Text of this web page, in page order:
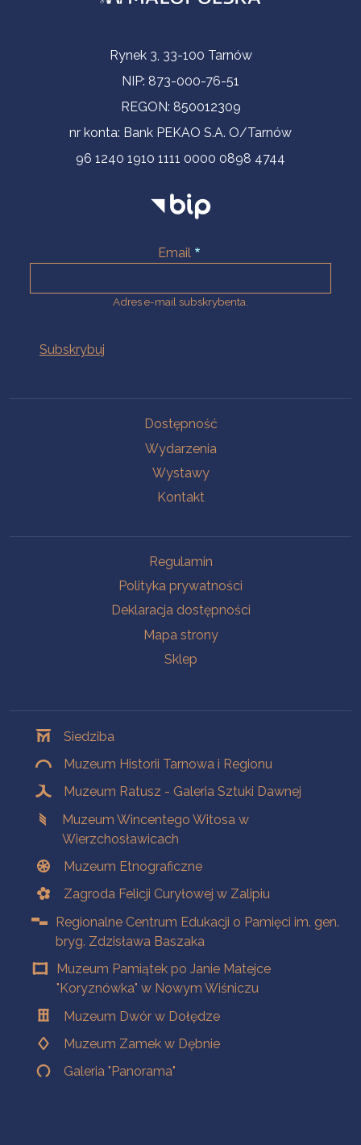
Informacje kontaktoweRynek 3, 33-100 Tarnów
NIP: 873-000-76-51
REGON: 850012309
nr konta: Bank PEKAO S.A. O/Tarnów
96 1240 1910 1111 0000 0898 4744
Email
Adres e-mail subskrybenta.
Dostępność
Wydarzenia
Wystawy
Kontakt
Regulamin
Polityka prywatności
Deklaracja dostępności
Mapa strony
Sklep
Siedziba
Muzeum Historii Tarnowa i Regionu
Muzeum Ratusz - Galeria Sztuki Dawnej
Muzeum Wincentego Witosa w
Wierzchosławicach
Muzeum Etnograficzne
Zagroda Felicji Curyłowej w Zalipiu
Regionalne Centrum Edukacji o Pamięci im. gen.
bryg. Zdzisława Baszaka
Muzeum Pamiątek po Janie Matejce
"Koryznówka" w Nowym Wiśniczu
Muzeum Dwór w Dołędze
Muzeum Zamek w Dębnie
Galeria "Panorama"